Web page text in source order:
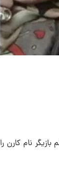
نام کارن را